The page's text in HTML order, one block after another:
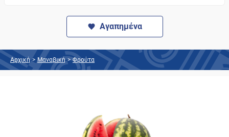
Αγαπημένα
Αρχική > Μαναβική > Φρούτα